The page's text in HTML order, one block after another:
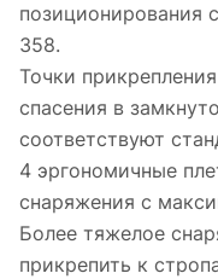
позиционирования
358.
Точки
спасения в
соответствуют
4 эргономичные
снаряжения с
Более тяжелое
прикрепить к